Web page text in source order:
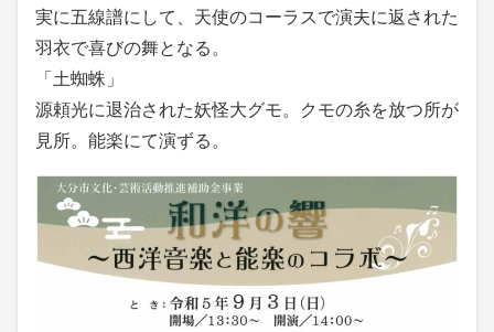
実に五線譜にして、天使のコーラスで演夫に返された
羽衣で喜びの舞となる。
「土蜘蛛」
源頼光に退治された妖怪大グモ。クモの糸を放つ所が
見所。能楽にて演ずる。